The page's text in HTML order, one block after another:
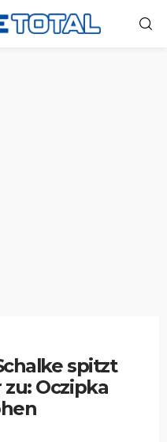
spitzt
Oczipka